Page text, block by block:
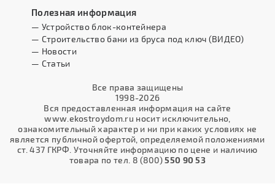
Полезная информация
— Устройство блок-контейнера
— Строительство бани из бруса под ключ (ВИДЕО)
— Новости
— Статьи
Все права защищены
1998-2026
Вся предоставленная информация на сайте
www.ekostroydom.ru носит исключительно,
ознакомительный характер и ни при каких условиях не
является публичной офертой, определяемой положениями
ст. 437 ГКРФ. Уточняйте информацию по цене и наличию
товара по тел. 8 (800)550 90 53